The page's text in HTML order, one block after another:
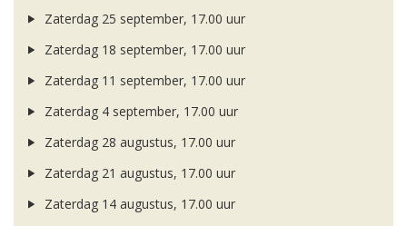
Zaterdag 25 september, 17.00 uur
Zaterdag 18 september, 17.00 uur
Zaterdag 11 september, 17.00 uur
Zaterdag 4 september, 17.00 uur
Zaterdag 28 augustus, 17.00 uur
Zaterdag 21 augustus, 17.00 uur
Zaterdag 14 augustus, 17.00 uur